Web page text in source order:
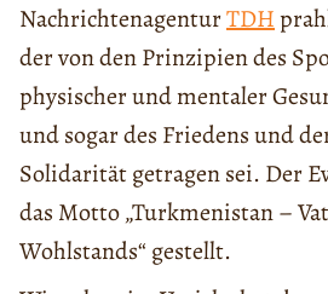
NachrichtenagenturTDH
der von den Prinzipien des
physischer und mentaler
und sogar des Friedens und
Solidarität getragen sei. Der
das Motto „Turkmenistan –
Wohlstands“ gestellt.